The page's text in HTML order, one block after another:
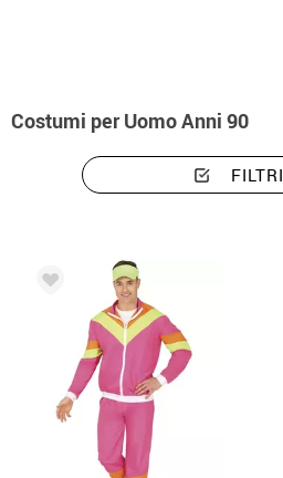
Costumi per Uomo Anni 90
FILTRI